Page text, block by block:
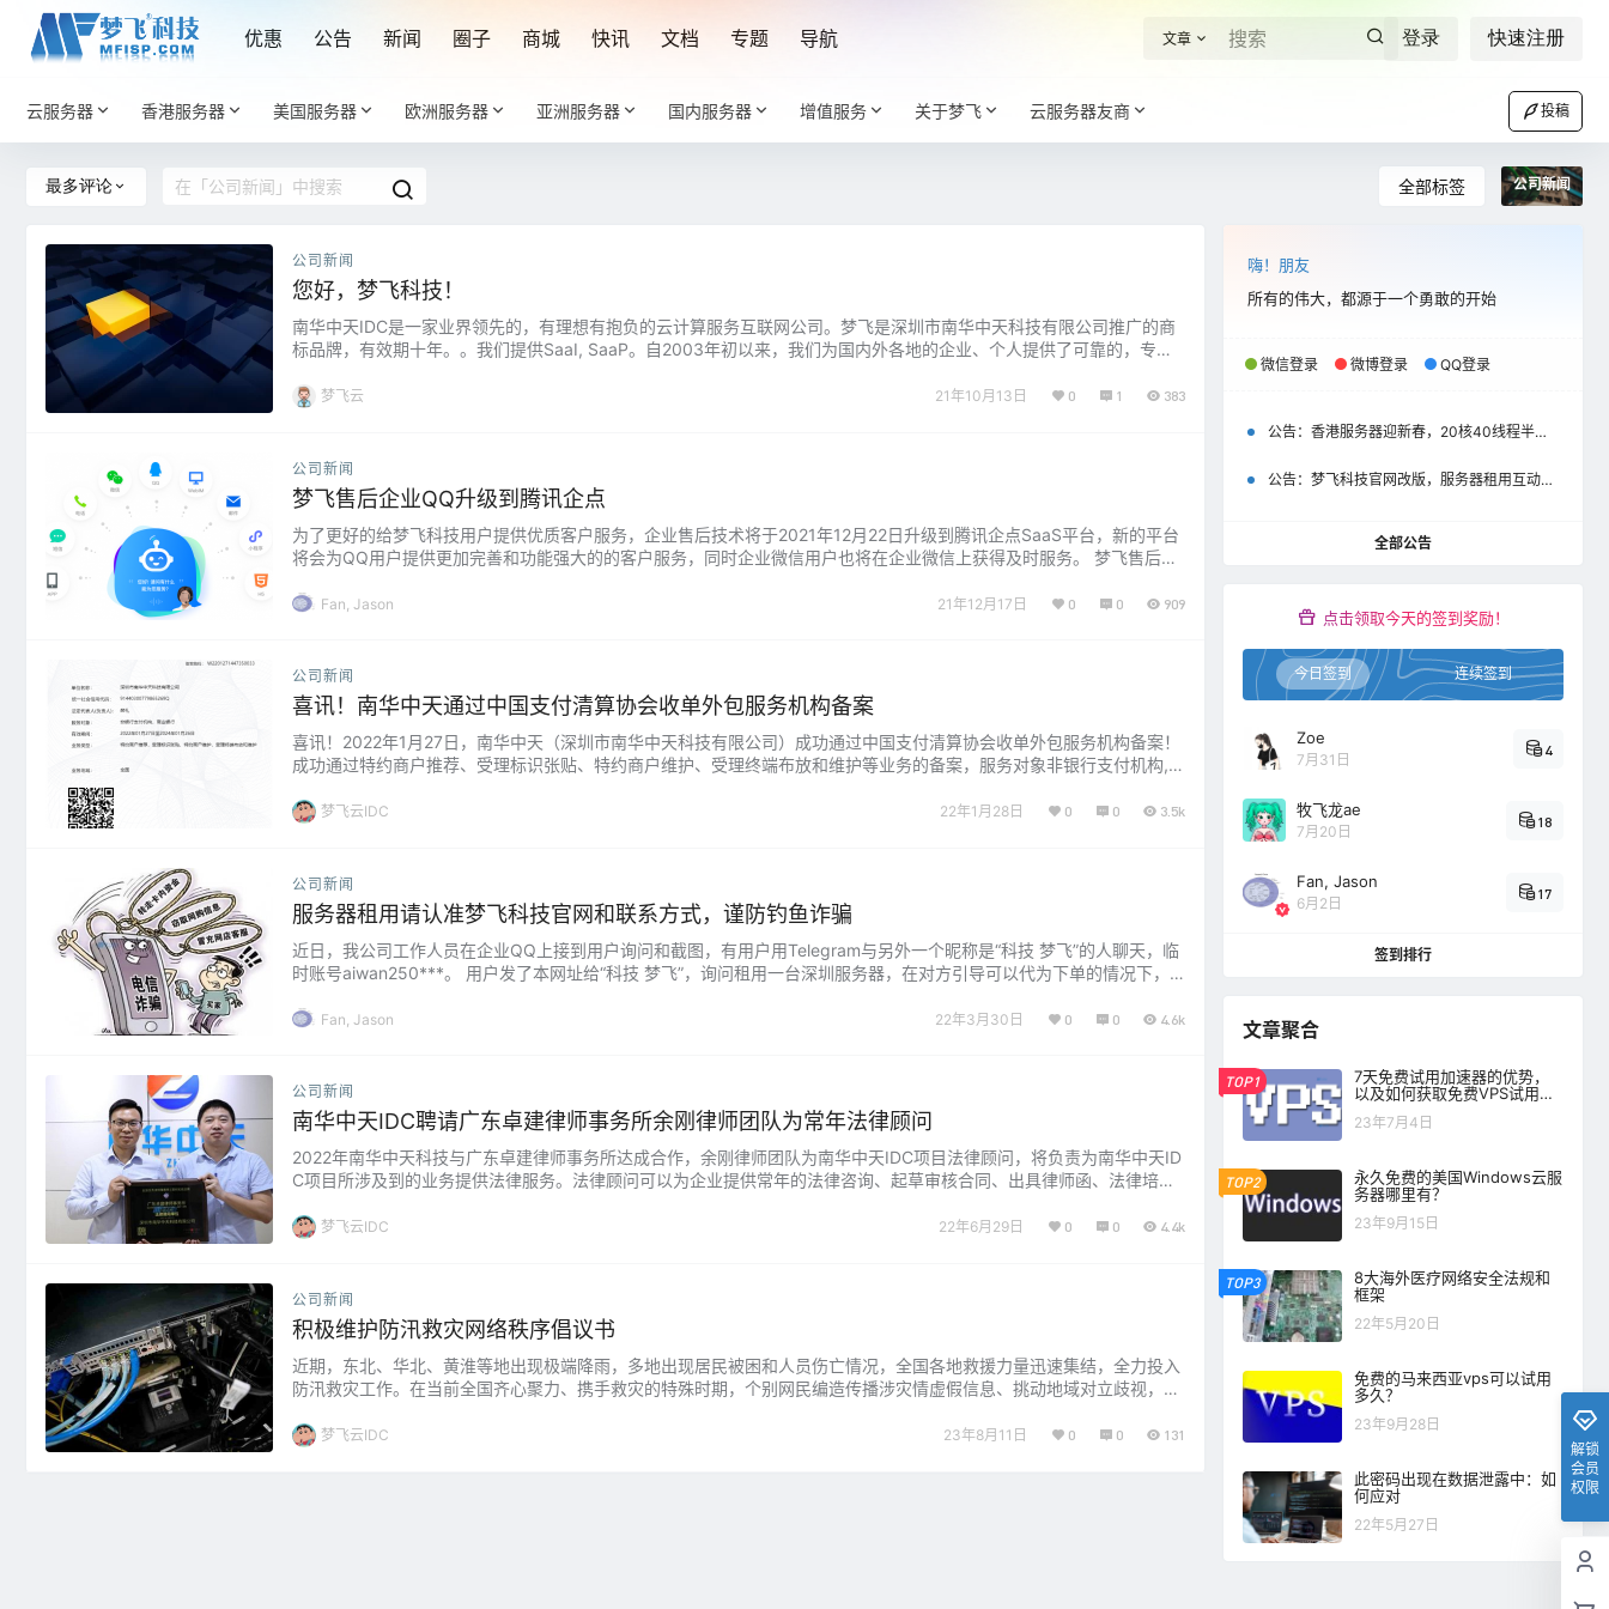
优惠 公告 新闻 圈子 商城 快讯 文档 专题 导航 文章 登录 快速注册
云服务器 香港服务器 美国服务器 欧洲服务器 亚洲服务器 国内服务器 增值服务 关于梦飞 云服务器友商 投稿
最多评论 全部标签 公司新闻
公司新闻
您好，梦飞科技！
南华中天IDC是一家业界领先的，有理想有抱负的云计算服务互联网公司。梦飞是深圳市南华中天科技有限公司推广的商
标品牌，有效期十年。。我们提供SaaI, SaaP。自2003年初以来，我们为国内外各地的企业、个人提供了可靠的，专业
有数名业内资深人士，致力于网络技术服务、网络营销等多元化的互联网项目…...
梦飞云 21年10月13日 0 1 383
公司新闻
梦飞售后企业QQ升级到腾讯企点
为了更好的给梦飞科技用户提供优质客户服务，企业售后技术将于2021年12月22日升级到腾讯企点SaaS平台，新的平台
将会为QQ用户提供更加完善和功能强大的的客户服务，同时企业微信用户也将在企业微信上获得及时服务。 梦飞售后企
业IT运维具有维护量大、缺乏工具协同效率低、精细化管理难的痛点…...
Fan, Jason 21年12月17日 0 0 909
公司新闻
喜讯！南华中天通过中国支付清算协会收单外包服务机构备案
喜讯！2022年1月27日，南华中天（深圳市南华中天科技有限公司）成功通过中国支付清算协会收单外包服务机构备案！
成功通过特约商户推荐、受理标识张贴、特约商户维护、受理终端布放和维护等业务的备案，服务对象非银行支付机构,
越快。合规管理、精细化管理、专业化服务、品牌化的外包并购企业将迎来新的发…...
梦飞云IDC 22年1月28日 0 0 3.5k
公司新闻
服务器租用请认准梦飞科技官网和联系方式，谨防钓鱼诈骗
近日，我公司工作人员在企业QQ上接到用户询问和截图，有用户用Telegram与另外一个昵称是“科技 梦飞”的人聊天，临
时账号aiwan250***。 用户发了本网址给“科技 梦飞”，询问租用一台深圳服务器，在对方引导可以代为下单的情况下，
此次非正常交易，而该TG号并非公司和员工的账号。…...
Fan, Jason 22年3月30日 0 0 4.6k
公司新闻
南华中天IDC聘请广东卓建律师事务所余刚律师团队为常年法律顾问
2022年南华中天科技与广东卓建律师事务所达成合作，余刚律师团队为南华中天IDC项目法律顾问，将负责为南华中天ID
C项目所涉及到的业务提供法律服务。法律顾问可以为企业提供常年的法律咨询、起草审核合同、出具律师函、法律培训
企业稳健快速发展。 余刚，广东卓建律师事务所合伙人律师，执业证号14403…...
梦飞云IDC 22年6月29日 0 0 4.4k
公司新闻
积极维护防汛救灾网络秩序倡议书
近期，东北、华北、黄淮等地出现极端降雨，多地出现居民被困和人员伤亡情况，全国各地救援力量迅速集结，全力投入
防汛救灾工作。在当前全国齐心聚力、携手救灾的特殊时期，个别网民编造传播涉灾情虚假信息、挑动地域对立歧视，严
违法有害信息网上传播 1、坚决抵制违法有害信息。不制造、不听信、不传播涉灾救灾违…...
梦飞云IDC 23年8月11日 0 0 131
嗨！朋友
所有的伟大，都源于一个勇敢的开始
微信登录 微博登录 QQ登录
公告： 香港服务器迎新春，20核40线程半价优惠500元起
公告： 梦飞科技官网改版，服务器租用互动评价彰显以用户为中心
全部公告
点击领取今天的签到奖励！
今日签到 连续签到
Zoe
7月31日
4
牧飞龙ae
7月20日
18
Fan, Jason
6月2日
17
签到排行
文章聚合
TOP1
7天免费试用加速器的优势，
以及如何获取免费VPS试用加
23年7月4日
TOP2
永久免费的美国Windows云服
务器哪里有？
23年9月15日
TOP3
8大海外医疗网络安全法规和
框架
22年5月20日
免费的马来西亚vps可以试用
多久？
23年9月28日
此密码出现在数据泄露中：如
何应对
22年5月27日
解锁
会员
权限